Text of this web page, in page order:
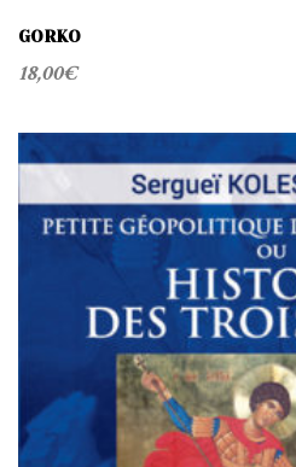
GORKO
18,00€